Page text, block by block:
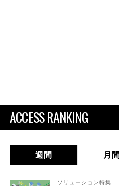
ACCESS RANKING
週間 月間
ソリューション特集